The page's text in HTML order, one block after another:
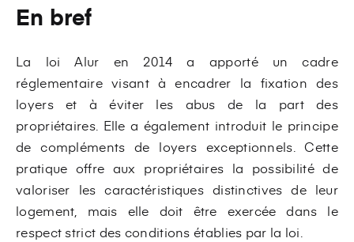
En bref
La loi Alur en 2014 a apporté un cadre
réglementaire visant à encadrer la fixation des
loyers et à éviter les abus de la part des
propriétaires. Elle a également introduit le principe
de compléments de loyers exceptionnels. Cette
pratique offre aux propriétaires la possibilité de
valoriser les caractéristiques distinctives de leur
logement, mais elle doit être exercée dans le
respect strict des conditions établies par la loi.